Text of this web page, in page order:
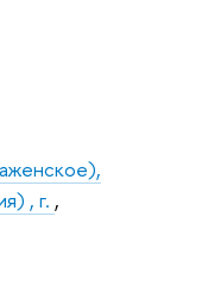
, г. ,